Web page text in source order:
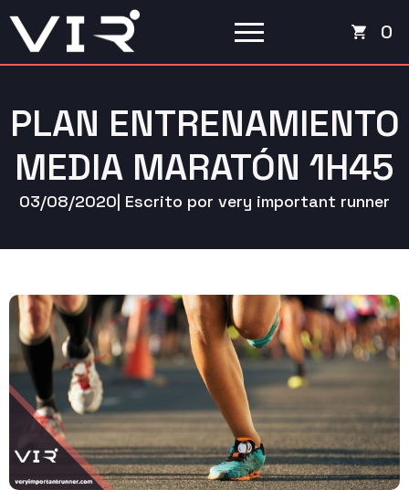
0
PLAN ENTRENAMIENTO
MEDIA MARATÓN 1H45
03/08/2020| Escrito por very important runner